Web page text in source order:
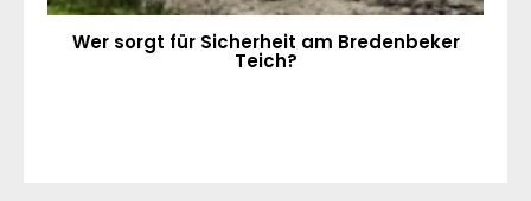
Wer sorgt für Sicherheit am Bredenbeker
Teich?